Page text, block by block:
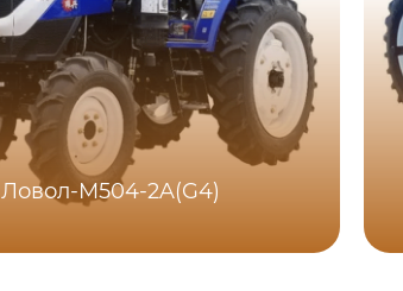
Ловол-M504-2A(G4)